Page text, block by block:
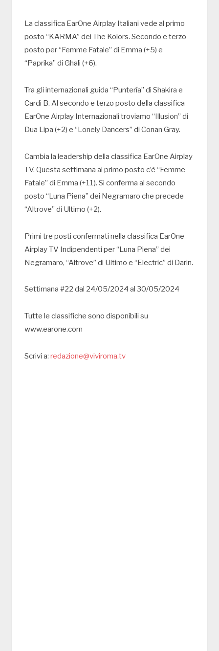
La classifica EarOne Airplay Italiani vede al primo
posto “KARMA” dei The Kolors. Secondo e terzo
posto per “Femme Fatale” di Emma (+5) e
“Paprika” di Ghali (+6).
Tra gli internazionali guida “Puntería” di Shakira e
Cardi B. Al secondo e terzo posto della classifica
EarOne Airplay Internazionali troviamo “Illusion” di
Dua Lipa (+2) e “Lonely Dancers” di Conan Gray.
Cambia la leadership della classifica EarOne Airplay
TV. Questa settimana al primo posto c’è “Femme
Fatale” di Emma (+11). Si conferma al secondo
posto “Luna Piena” dei Negramaro che precede
“Altrove” di Ultimo (+2).
Primi tre posti confermati nella classifica EarOne
Airplay TV Indipendenti per “Luna Piena” dei
Negramaro, “Altrove” di Ultimo e “Electric” di Darin.
Settimana #22 dal 24/05/2024 al 30/05/2024
Tutte le classifiche sono disponibili su
www.earone.com
Scrivi a: redazione@viviroma.tv